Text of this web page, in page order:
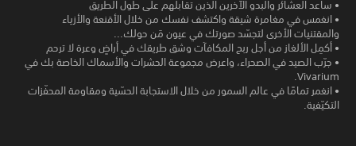
• ساعد العشائر والبدو الآخرين الذين تقابلهم على طول الطريق
• انغمس في مغامرة شيقة واكتشف نفسك من خلال الأقنعة والأزياء
والمقتنيات الأخرى لتجسّد صورتك في عيون مَن حولك...
• أكمِل الألغاز من أجل ربح المكافآت وشق طريقك في أراضٍ وعرة لا ترحم
• جرّب الصيد في الصحراء، واعرض مجموعة الحشرات والأسماك الخاصة بك في
Vivarium.
• انغمر تمامًا في عالم السمور من خلال الاستجابة الحسّية ومقاومة المحفّزات
التكيّفية.